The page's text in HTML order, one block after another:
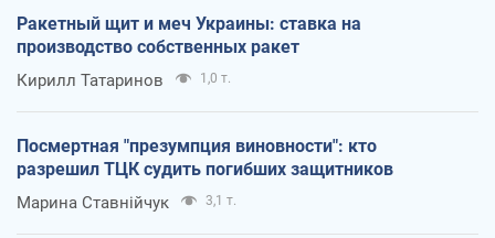
Ракетный щит и меч Украины: ставка на
производство собственных ракет
Кирилл Татаринов 1,0 т.
Посмертная "презумпция виновности": кто
разрешил ТЦК судить погибших защитников
Марина Ставнійчук 3,1 т.